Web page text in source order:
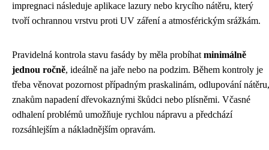
impregnaci následuje aplikace lazury nebo krycího nátěru, který
tvoří ochrannou vrstvu proti UV záření a atmosférickým srážkám.
Pravidelná kontrola stavu fasády by měla probíhat minimálně
jednou ročně, ideálně na jaře nebo na podzim. Během kontroly je
třeba věnovat pozornost případným praskalinám, odlupování nátěru,
znakům napadení dřevokaznými škůdci nebo plísněmi. Včasné
odhalení problémů umožňuje rychlou nápravu a předchází
rozsáhlejším a nákladnějším opravám.